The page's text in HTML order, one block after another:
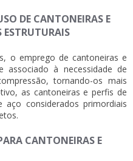
DE CANTONEIRAS E
ESTRUTURAIS
o emprego de cantoneiras e
associado à necessidade de
tornando-os mais
as cantoneiras e perfis de
considerados primordiais
CANTONEIRAS E